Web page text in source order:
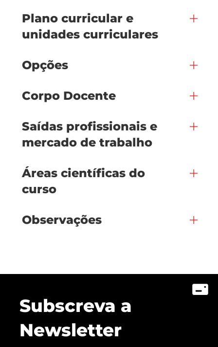
Plano curricular e
unidades curriculares
Opções
Corpo Docente
Saídas profissionais e
mercado de trabalho
Áreas científicas do
curso
Observações
Subscreva a
Newsletter